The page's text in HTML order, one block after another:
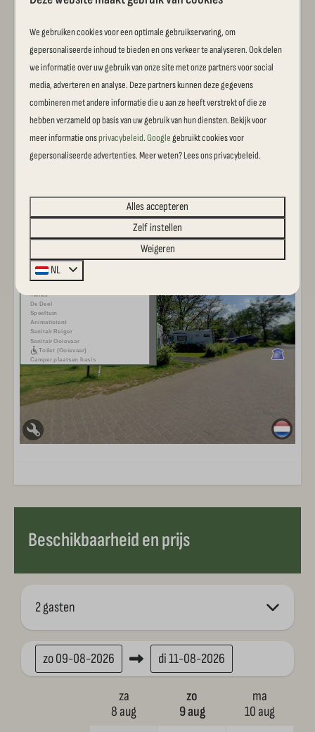
Kies uit ruime kampeerplaatsen, comfortabele
glamping en bijzondere accommodaties.
Gastvrij familiebedrijf
Persoonlijke aandacht en oprechte gastvrijheid, al
Virtuele tour
Beschikbaarheid en prijs
2 gasten
zo09-08-2026 di11-08-2026
za
8 aug
zo
9 aug
ma
10 aug
We gebruiken cookies voor een optimale gebruikservaring, om
gepersonaliseerde inhoud te bieden en ons verkeer te analyseren. Ook delen
we informatie over uw gebruik van onze site met onze partners voor social
media, adverteren en analyse. Deze partners kunnen deze gegevens
combineren met andere informatie die u aan ze heeft verstrekt of die ze
hebben verzameld op basis van uw gebruik van hun diensten. Bekijk voor
meer informatie onsprivacybeleid.Googlegebruikt cookies voor
gepersonaliseerde advertenties. Meer weten? Lees ons privacybeleid.
Alles accepteren
Zelf instellen
Weigeren
NL